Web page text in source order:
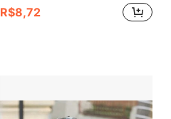
R$8,72